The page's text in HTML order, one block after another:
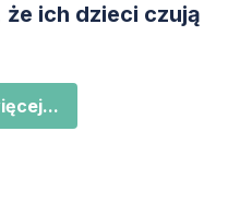
ich dzieci czują